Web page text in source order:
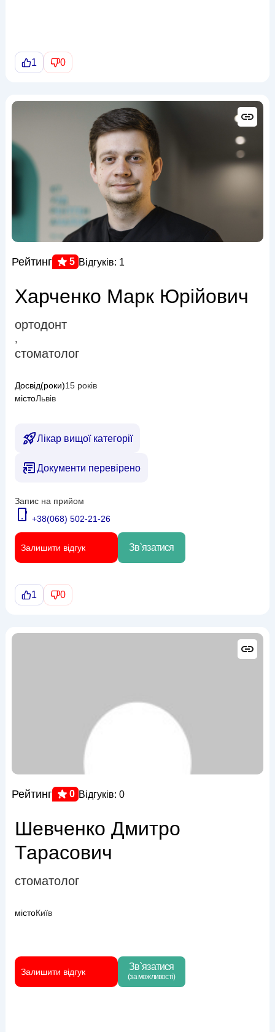
1 0
Рейтинг 5 Відгуків: 1
Харченко Марк Юрійович
ортодонт
,
стоматолог
Досвід(роки)15 років
містоЛьвів
Лікар вищої категорії
Документи перевірено
Запис на прийом
+38(068) 502-21-26
Залишити відгук Зв`язатися
1 0
Рейтинг 0 Відгуків: 0
Шевченко Дмитро
Тарасович
стоматолог
містоКиїв
Залишити відгук Зв`язатися
(за можливості)